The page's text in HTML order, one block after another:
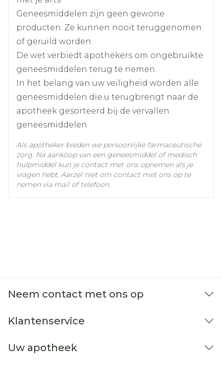
Actieve
Ingrediënten
kalium chloride, macrogol
3.350, natrium chloride,
natrium
waterstofcarbonaat
Behoud
Kamertemperatuur (15°C -
25°C)
Geneesmiddelen zijn geen gewone
producten. Ze kunnen nooit teruggenomen
of geruild worden.
De wet verbiedt apothekers om ongebruikte
geneesmiddelen terug te nemen.
In het belang van uw veiligheid worden alle
geneesmiddelen die u terugbrengt naar de
apotheek gesorteerd bij de vervallen
geneesmiddelen.
Als apotheker bieden we persoonlijke farmaceutische
zorg. Na aankoop van een geneesmiddel of medisch
hulpmiddel kun je contact met ons opnemen als je
vragen hebt. Aarzel niet om contact met ons op te
nemen via mail of telefoon.
Neem contact met ons op
Klantenservice
Uw apotheek